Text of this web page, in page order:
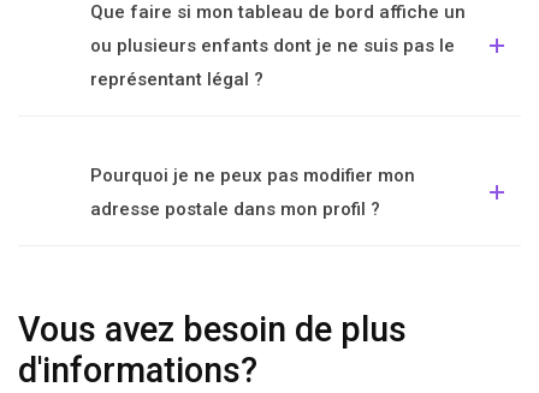
Que faire si mon tableau de bord affiche un
ou plusieurs enfants dont je ne suis pas le
représentant légal ?
Pourquoi je ne peux pas modifier mon
adresse postale dans mon profil ?
Vous avez besoin de plus
d'informations?